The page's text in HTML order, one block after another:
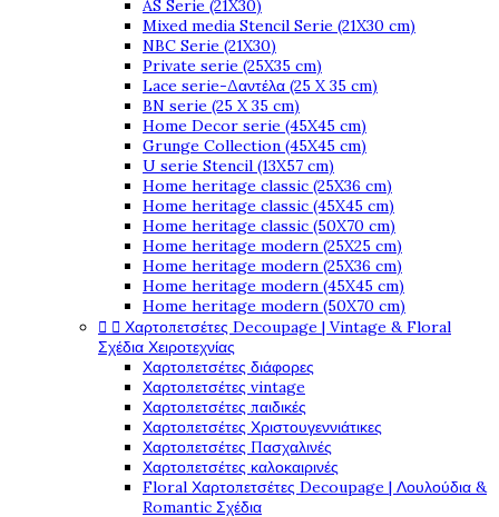
AS Serie (21X30)
Mixed media Stencil Serie (21X30 cm)
NBC Serie (21X30)
Private serie (25X35 cm)
Lace serie-Δαντέλα (25 X 35 cm)
BN serie (25 X 35 cm)
Home Decor serie (45X45 cm)
Grunge Collection (45X45 cm)
U serie Stencil (13X57 cm)
Home heritage classic (25X36 cm)
Home heritage classic (45X45 cm)
Home heritage classic (50X70 cm)
Home heritage modern (25X25 cm)
Home heritage modern (25X36 cm)
Home heritage modern (45X45 cm)
Home heritage modern (50X70 cm)
  Χαρτοπετσέτες Decoupage | Vintage & Floral
Σχέδια Χειροτεχνίας
Χαρτοπετσέτες διάφορες
Χαρτοπετσέτες vintage
Χαρτοπετσέτες παιδικές
Χαρτοπετσέτες Χριστουγεννιάτικες
Χαρτοπετσέτες Πασχαλινές
Χαρτοπετσέτες καλοκαιρινές
Floral Χαρτοπετσέτες Decoupage | Λουλούδια &
Romantic Σχέδια